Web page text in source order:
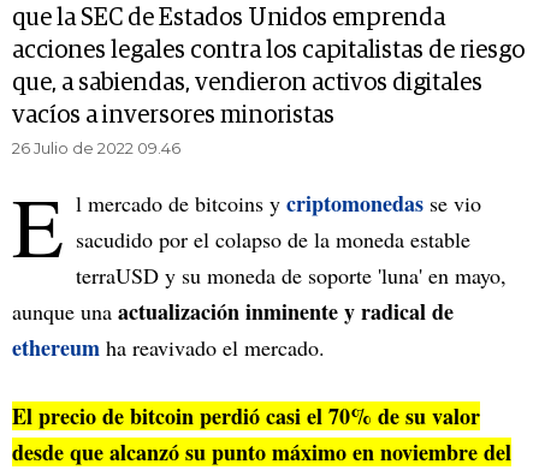
que la SEC de Estados Unidos emprenda
acciones legales contra los capitalistas de riesgo
que, a sabiendas, vendieron activos digitales
vacíos a inversores minoristas
26 Julio de 2022 09.46
E l mercado de bitcoins y criptomonedas se vio
sacudido por el colapso de la moneda estable
terraUSD y su moneda de soporte 'luna' en mayo,
aunque una actualización inminente y radical de
ethereum ha reavivado el mercado.
El precio debitcoin perdiócasi el 70% de su valor
desde que alcanzó su punto máximo en noviembre del